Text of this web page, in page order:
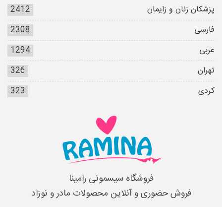
پزشکان زنان و زایمان
2412
فارسی
2308
عربی
1294
تهران
326
کردی
323
فروشگاه سیسمونی رامینا
فروش حضوری و آنلاین محصولات مادر و نوزاد